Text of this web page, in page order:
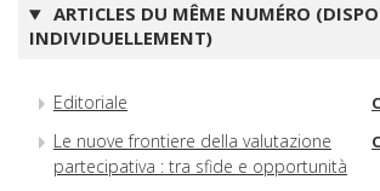
ARTICLES DU MÊME NUMÉRO
INDIVIDUELLEMENT)
Editoriale
Le nuove frontiere della valutazione
partecipativa : tra sfide e opportunità